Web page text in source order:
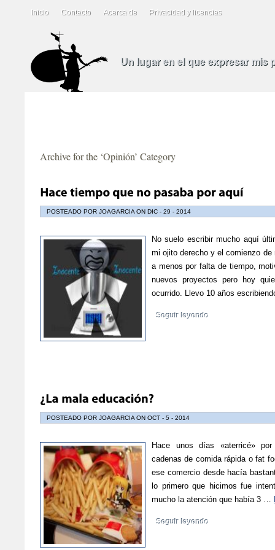
Inicio Contacto Acerca de Privacidad y licencias
Un lugar en el que expresar mis
Archive for the ‘Opinión’ Category
POSTEADO POR JOAGARCIA ON DIC - 29 - 2014
No suelo escribir mucho aquí
mi ojito derecho y el comienzo
a menos por falta de tiempo,
nuevos proyectos pero hoy
ocurrido. Llevo 10 años
Seguir leyendo
POSTEADO POR JOAGARCIA ON OCT - 5 - 2014
Hace unos días «aterricé»
cadenas de comida rápida o fat
ese comercio desde hacía
lo primero que hicimos fue
mucho la atención que había 3 …
Seguir leyendo